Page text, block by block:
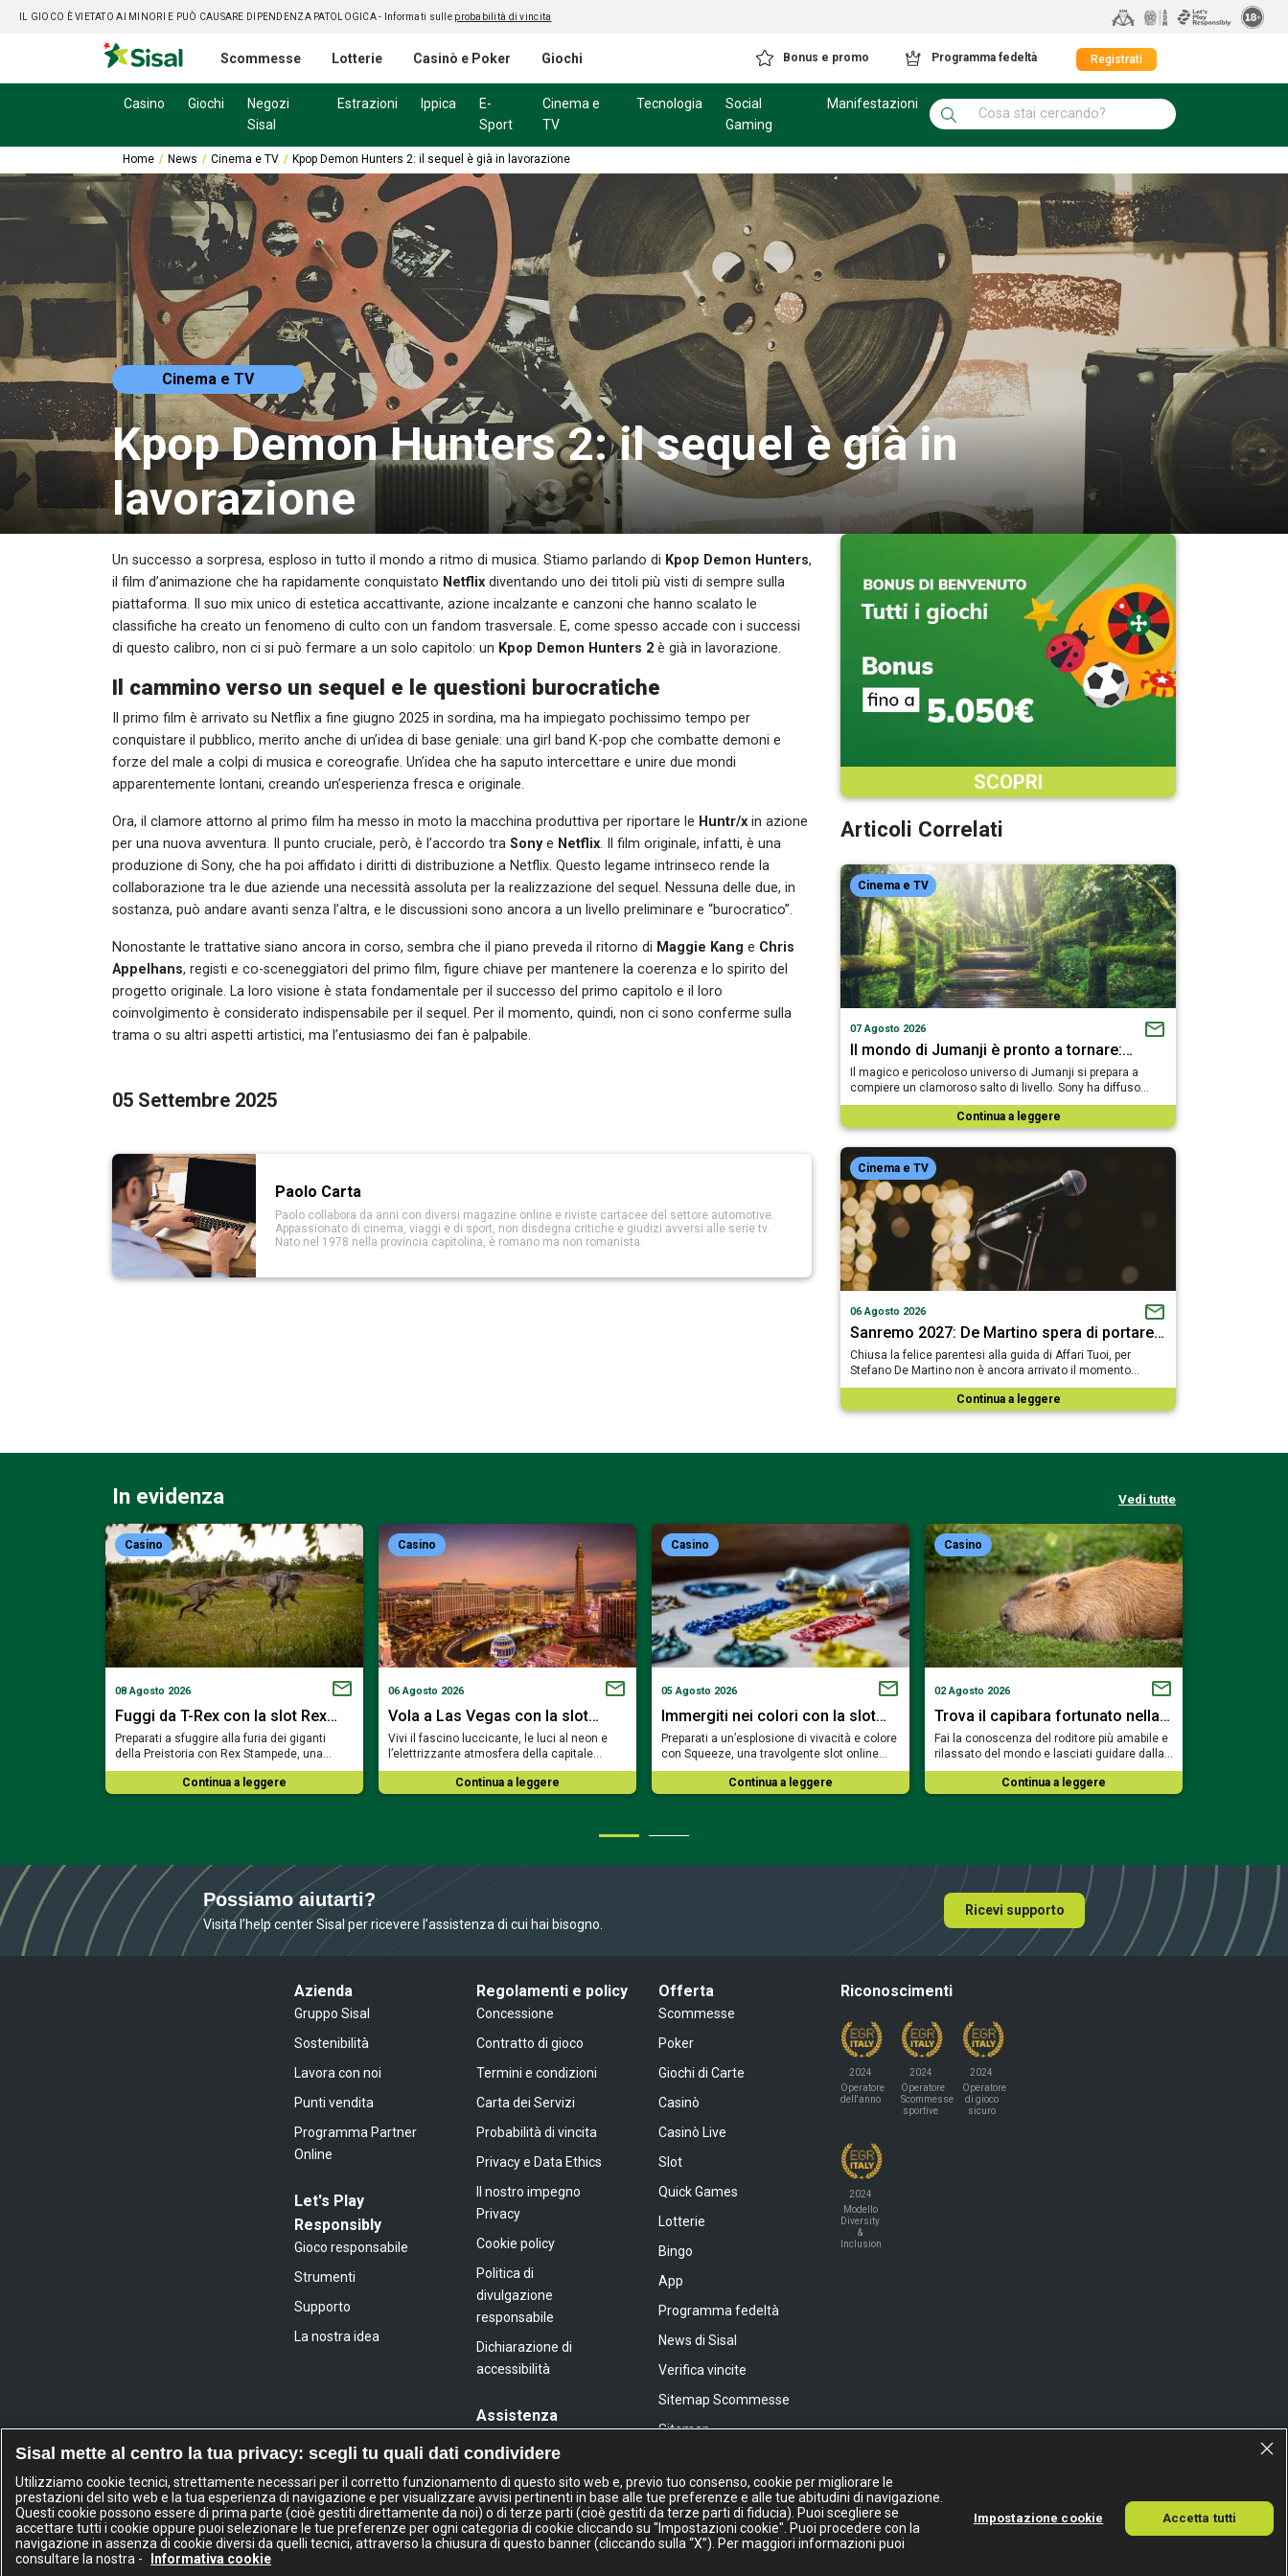
IL GIOCO È VIETATO AI MINORI E PUÒ CAUSARE DIPENDENZA PATOLOGICA - Informati sulle probabilità di vincita
Scommesse Lotterie Casinò e Poker Giochi Bonus e promo Programma fedeltà Registrati
Casino Giochi
Negozi
Sisal
Estrazioni Ippica
E-
Sport
Cinema e
TV
Tecnologia
Social
Gaming
Manifestazioni
Home News Cinema e TV Kpop Demon Hunters 2: il sequel è già in lavorazione
Cinema e TV
Kpop Demon Hunters 2: il sequel è già in
lavorazione
Un successo a sorpresa, esploso in tutto il mondo a ritmo di musica. Stiamo parlando di Kpop Demon Hunters,
il film d’animazione che ha rapidamente conquistato Netflix diventando uno dei titoli più visti di sempre sulla
piattaforma. Il suo mix unico di estetica accattivante, azione incalzante e canzoni che hanno scalato le
classifiche ha creato un fenomeno di culto con un fandom trasversale. E, come spesso accade con i successi
di questo calibro, non ci si può fermare a un solo capitolo: un Kpop Demon Hunters 2 è già in lavorazione.
Il cammino verso un sequel e le questioni burocratiche
Il primo film è arrivato su Netflix a fine giugno 2025 in sordina, ma ha impiegato pochissimo tempo per
conquistare il pubblico, merito anche di un’idea di base geniale: una girl band K-pop che combatte demoni e
forze del male a colpi di musica e coreografie. Un’idea che ha saputo intercettare e unire due mondi
apparentemente lontani, creando un’esperienza fresca e originale.
Ora, il clamore attorno al primo film ha messo in moto la macchina produttiva per riportare le Huntr/x in azione
per una nuova avventura. Il punto cruciale, però, è l’accordo tra Sonye Netflix. Il film originale, infatti, è una
produzione di Sony, che ha poi affidato i diritti di distribuzione a Netflix. Questo legame intrinseco rende la
collaborazione tra le due aziende una necessità assoluta per la realizzazione del sequel. Nessuna delle due, in
sostanza, può andare avanti senza l’altra, e le discussioni sono ancora a un livello preliminare e “burocratico”.
Nonostante le trattative siano ancora in corso, sembra che il piano preveda il ritorno di Maggie Kang e Chris
Appelhans, registi e co-sceneggiatori del primo film, figure chiave per mantenere la coerenza e lo spirito del
progetto originale. La loro visione è stata fondamentale per il successo del primo capitolo e il loro
coinvolgimento è considerato indispensabile per il sequel. Per il momento, quindi, non ci sono conferme sulla
trama o su altri aspetti artistici, ma l’entusiasmo dei fan è palpabile.
05 Settembre 2025
Paolo Carta
Paolo collabora da anni con diversi magazine online e riviste cartacee del settore automotive.
Appassionato di cinema, viaggi e di sport, non disdegna critiche e giudizi avversi alle serie tv.
Nato nel 1978 nella provincia capitolina, è romano ma non romanista.
SCOPRI
Articoli Correlati
Cinema e TV
07 Agosto 2026
Il mondo di Jumanji è pronto a tornare:…
Il magico e pericoloso universo di Jumanji si prepara a
compiere un clamoroso salto di livello. Sony ha diffuso…
Continua a leggere
Cinema e TV
06 Agosto 2026
Sanremo 2027: De Martino spera di portare…
Chiusa la felice parentesi alla guida di Affari Tuoi, per
Stefano De Martino non è ancora arrivato il momento…
Continua a leggere
In evidenza Vedi tutte
Casino
08 Agosto 2026
Fuggi da T-Rex con la slot Rex…
Preparati a sfuggire alla furia dei giganti
della Preistoria con Rex Stampede, una…
Continua a leggere
Casino
06 Agosto 2026
Vola a Las Vegas con la slot…
Vivi il fascino luccicante, le luci al neon e
l’elettrizzante atmosfera della capitale…
Continua a leggere
Casino
05 Agosto 2026
Immergiti nei colori con la slot…
Preparati a un’esplosione di vivacità e colore
con Squeeze, una travolgente slot online…
Continua a leggere
Casino
02 Agosto 2026
Trova il capibara fortunato nella…
Fai la conoscenza del roditore più amabile e
rilassato del mondo e lasciati guidare dalla…
Continua a leggere
Possiamo aiutarti?
Visita l’help center Sisal per ricevere l’assistenza di cui hai bisogno.
Ricevi supporto
Azienda
Gruppo Sisal
Sostenibilità
Lavora con noi
Punti vendita
Programma Partner
Online
Let's Play
Responsibly
Gioco responsabile
Strumenti
Supporto
La nostra idea
Regolamenti e policy
Concessione
Contratto di gioco
Termini e condizioni
Carta dei Servizi
Probabilità di vincita
Privacy e Data Ethics
Il nostro impegno
Privacy
Cookie policy
Politica di
divulgazione
responsabile
Dichiarazione di
accessibilità
Assistenza
Offerta
Scommesse
Poker
Giochi di Carte
Casinò
Casinò Live
Slot
Quick Games
Lotterie
Bingo
App
Programma fedeltà
News di Sisal
Verifica vincite
Sitemap Scommesse
Sitemap
Riconoscimenti
2024
Operatore
dell'anno
2024
Operatore
Scommesse
sportive
2024
Operatore
di gioco
sicuro
2024
Modello
Diversity
&
Inclusion
IL GIOCO È VIETATO AI MINORI
E PUÒ CAUSARE DIPENDENZA PATOLOGICA
Sisal Italia S.p.A. - Via Ugo Bassi 6, 20159 Milano - P.I. 02433760135 - Conc. GAD: 15155
Sisal mette al centro la tua privacy: scegli tu quali dati condividere
Utilizziamo cookie tecnici, strettamente necessari per il corretto funzionamento di questo sito web e, previo tuo consenso, cookie per migliorare le
prestazioni del sito web e la tua esperienza di navigazione e per visualizzare avvisi pertinenti in base alle tue preferenze e alle tue abitudini di navigazione.
Questi cookie possono essere di prima parte (cioè gestiti direttamente da noi) o di terze parti (cioè gestiti da terze parti di fiducia). Puoi scegliere se
accettare tutti i cookie oppure puoi selezionare le tue preferenze per ogni categoria di cookie cliccando su "Impostazioni cookie". Puoi procedere con la
navigazione in assenza di cookie diversi da quelli tecnici, attraverso la chiusura di questo banner (cliccando sulla “X”). Per maggiori informazioni puoi
consultare la nostra -
Informativa cookie
Impostazione cookie Accetta tutti